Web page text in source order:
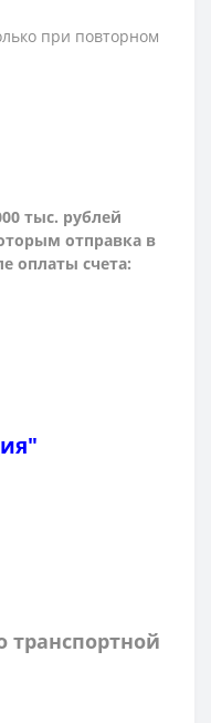
при повторном
тыс. рублей
отправка в
оплаты счета:
транспортной